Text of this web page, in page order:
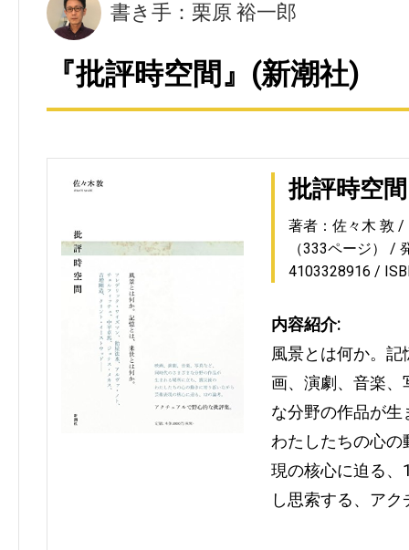
書き手：栗原 裕一郎
『批評時空間』(新潮社)
批評時空間
著者：佐々木 敦
（333ページ）
4103328916
内容紹介:
風景とは何か。
画、演劇、音楽
な分野の作品が
わたしたちの心
現の核心に迫る、
し思索する、ア